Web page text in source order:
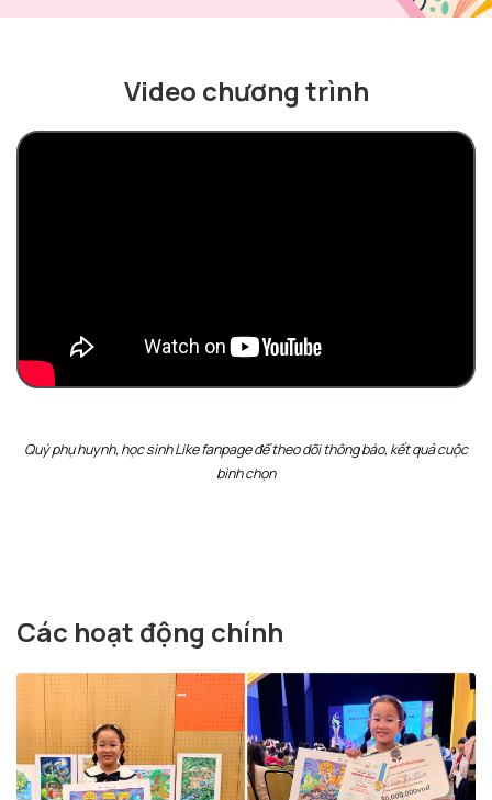
Video chương trình
Quý phụ huynh, học sinh Like fanpage để theo dõi thông báo, kết quả cuộc
bình chọn
Các hoạt động chính